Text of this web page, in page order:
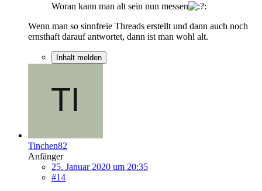
Woran kann man alt sein nun messen
Wenn man so sinnfreie Threads erstellt und dann auch noch
ernsthaft darauf antwortet, dann ist man wohl alt.
Inhalt melden
Tinchen82
Anfänger
25. Januar 2020 um 20:35
#14